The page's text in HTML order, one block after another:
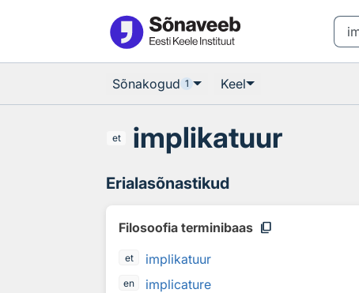
Sõnakogud 1 Keel
et implikatuur
Erialasõnastikud
Filosoofia terminibaas content_copy
et implikatuur
en implicature